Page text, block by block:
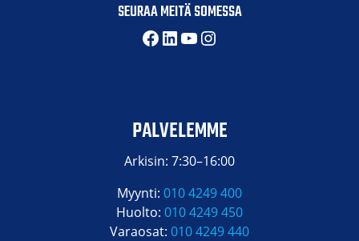
SEURAA MEITÄ SOMESSA
Facebook
LinkedIn
YouTube
Instagram
PALVELEMME
Arkisin: 7:30–16:00
Myynti: 010 4249 400
Huolto: 010 4249 450
Varaosat: 010 4249 440